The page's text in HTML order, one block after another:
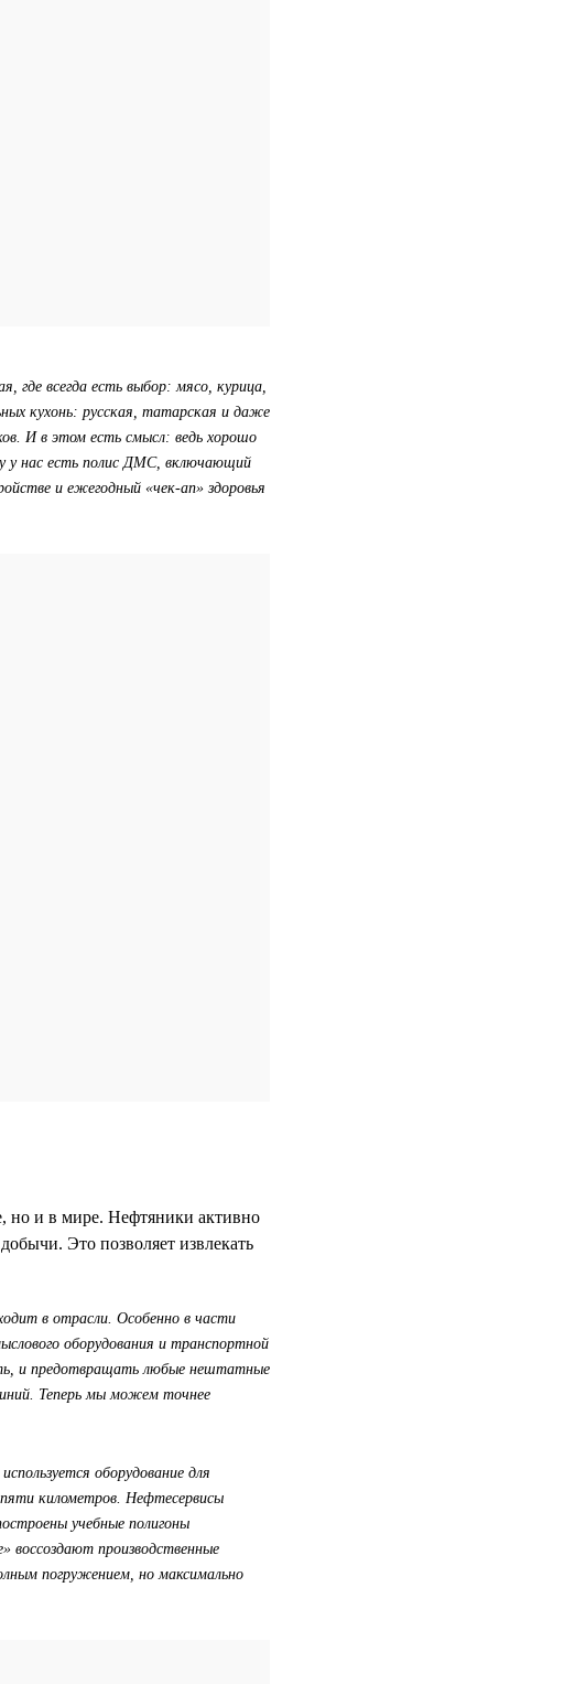
где всегда есть выбор: мясо, курица,
кухонь: русская, татарская и даже
И в этом есть смысл: ведь хорошо
у нас есть полис ДМС, включающий
и ежегодный «чек-ап» здоровья
но и в мире. Нефтяники активно
Это позволяет извлекать
в отрасли. Особенно в части
оборудования и транспортной
и предотвращать любые нештатные
Теперь мы можем точнее
оборудование для
километров. Нефтесервисы
учебные полигоны
воссоздают производственные
погружением, но максимально